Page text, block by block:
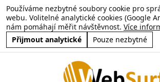
Používáme nezbytné soubory cookie pro
webu. Volitelné analytické cookies (Google
nám pomáhají měřit návštěvnost. Více
Přijmout analytické
Pouze nezbytné